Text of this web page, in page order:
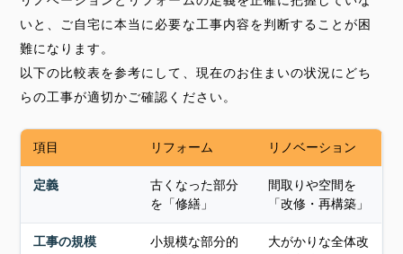
いと、ご自宅に本当に必要な工事内容を判断することが困
難になります。
以下の比較表を参考にして、現在のお住まいの状況にどち
らの工事が適切かご確認ください。
項目 リフォーム リノベーション
定義
古くなった部分
を 「修繕」
間取りや空間を
「改修・再構築」
工事の規模
小規模な部分的
大がかりな全体改